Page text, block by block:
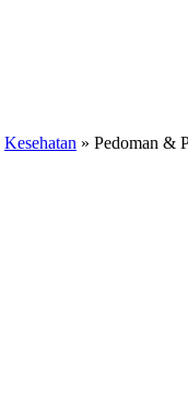
Kesehatan » Pedoman &